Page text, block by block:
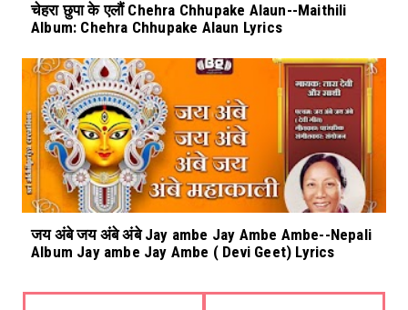
चेहरा छुपा के एलौं Chehra Chhupake Alaun--Maithili
Album: Chehra Chhupake Alaun Lyrics
जय अंबे जय अंबे अंबे Jay ambe Jay Ambe Ambe--Nepali
Album Jay ambe Jay Ambe ( Devi Geet) Lyrics